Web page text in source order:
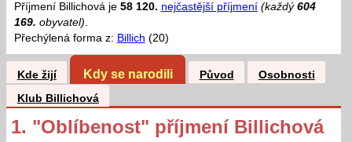
Příjmení Billichová je 58 120. nejčastější příjmení (každý 604
169. obyvatel).
Přechýlená forma z: Billich (20)
Kde žijí Kdy se narodili Původ
Osobnosti
Klub Billichová
1. "Oblíbenost" příjmení Billichová